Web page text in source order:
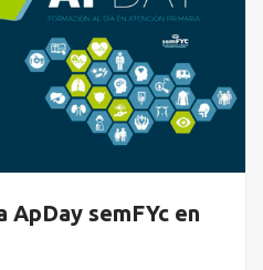
ApDay semFYc en